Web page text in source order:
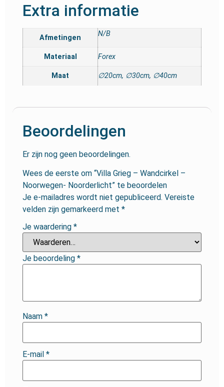
Extra informatie
Afmetingen N/B
Materiaal Forex
Maat ∅20cm, ∅30cm, ∅40cm
Beoordelingen
Er zijn nog geen beoordelingen.
Wees de eerste om “Villa Grieg – Wandcirkel –
Noorwegen- Noorderlicht” te beoordelen
Je e-mailadres wordt niet gepubliceerd. Vereiste
velden zijn gemarkeerd met *
Je waardering *
Je beoordeling *
Naam *
E-mail *